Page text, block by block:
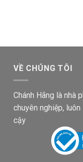
VỀ CHÚNG TÔI
Chánh Hãng là nhà
chuyên nghiệp,
cậy